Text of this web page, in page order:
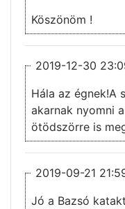
Köszönöm !
2019-12-30
Hála az égnek!A
akarnak nyomni
ötödszörre is
2019-09-21
Jó a Bazsó